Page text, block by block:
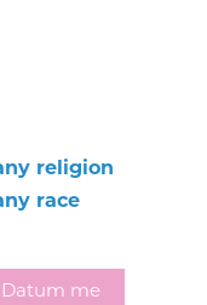
religion
race
Datum me